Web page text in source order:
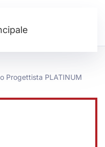
Progettista PLATINUM